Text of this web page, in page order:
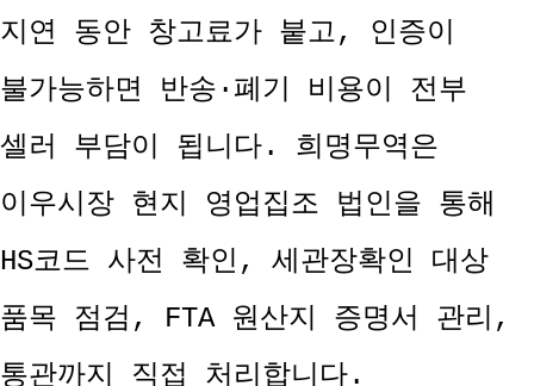
지연 동안 창고료가 붙고, 인증이
불가능하면 반송·폐기 비용이 전부
셀러 부담이 됩니다. 희명무역은
이우시장 현지 영업집조 법인을 통해
HS코드 사전 확인, 세관장확인 대상
품목 점검, FTA 원산지 증명서 관리,
통관까지 직접 처리합니다.